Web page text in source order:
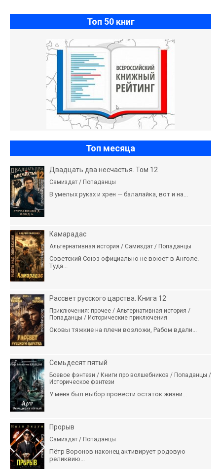
Топ 50 книг
Топ месяца
Двадцать два несчастья. Том 12
Самиздат / Попаданцы
В умелых руках и хрен — балалайка, вот и на...
Камарадас
Альтернативная история / Самиздат / Попаданцы
Советский Союз официально не воюет в Анголе.
Туда...
Рассвет русского царства. Книга 12
Приключения: прочее / Альтернативная история /
Попаданцы / Исторические приключения
Оковы тяжкие на плечи возложи, Рабом вдали...
Семьдесят пятый
Боевое фэнтези / Книги про волшебников / Попаданцы /
Историческое фэнтези
У меня был выбор провести остаток жизни...
Прорыв
Самиздат / Попаданцы
Пётр Воронов наконец активирует родовую
реликвию...